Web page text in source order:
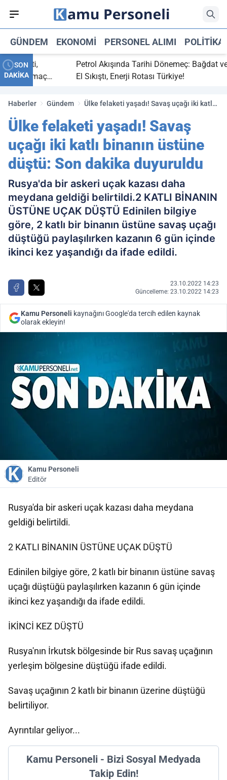
GÜNDEM EKONOMI PERSONEL ALIMI POLITIKA
SON
DAKİKA
bitti,
maç
Petrol Akışında Tarihi Dönemeç: Bağdat ve
El Sıkıştı, Enerji Rotası Türkiye!
Haberler Gündem
Ülke felaketi yaşadı! Savaş uçağı iki katlı
duyuruldu
Ülke felaketi yaşadı! Savaş
uçağı iki katlı binanın üstüne
düştü: Son dakika duyuruldu
Rusya'da bir askeri uçak kazası daha
meydana geldiği belirtildi.2 KATLI BİNANIN
ÜSTÜNE UÇAK DÜŞTÜ Edinilen bilgiye
göre, 2 katlı bir binanın üstüne savaş uçağı
düştüğü paylaşılırken kazanın 6 gün içinde
ikinci kez yaşandığı da ifade edildi.
23.10.2022 14:23
Güncelleme: 23.10.2022 14:23
Kamu Personeli kaynağını Google'da tercih edilen kaynak
olarak ekleyin!
Kamu Personeli
Editör
Rusya'da bir askeri uçak kazası daha meydana
geldiği belirtildi.
2 KATLI BİNANIN ÜSTÜNE UÇAK DÜŞTÜ
Edinilen bilgiye göre, 2 katlı bir binanın üstüne savaş
uçağı düştüğü paylaşılırken kazanın 6 gün içinde
ikinci kez yaşandığı da ifade edildi.
İKİNCİ KEZ DÜŞTÜ
Rusya'nın İrkutsk bölgesinde bir Rus savaş uçağının
yerleşim bölgesine düştüğü ifade edildi.
Savaş uçağının 2 katlı bir binanın üzerine düştüğü
belirtiliyor.
Ayrıntılar geliyor...
Kamu Personeli - Bizi Sosyal Medyada
Takip Edin!